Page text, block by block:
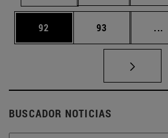
Página
92 Página
93 ...
BUSCADOR NOTICIAS